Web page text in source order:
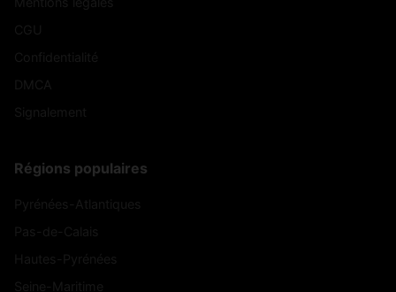
Régions populaires